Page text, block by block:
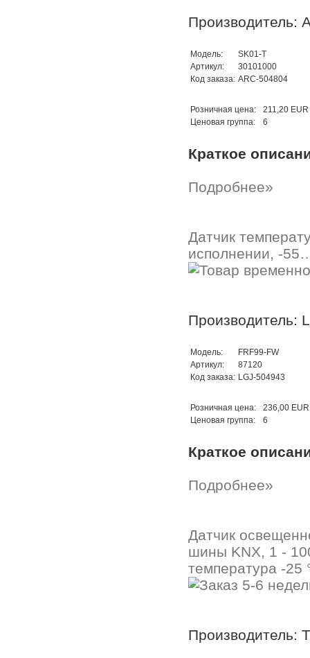
Производитель:
Модель:
SK01-T
Артикул:
30101000
Код заказа: ARC-504804
Розничная цена:
211,20 EUR
Ценовая группа:
6
Краткое
Подробнее»
Датчик
исполнении, -
Производитель:
Модель:
FRF99-FW
Артикул:
87120
Код заказа: LGJ-504943
Розничная цена:
236,00 EUR
Ценовая группа:
6
Краткое
Подробнее»
Датчик
шины KNX, 1 -
температура -25
Производитель: